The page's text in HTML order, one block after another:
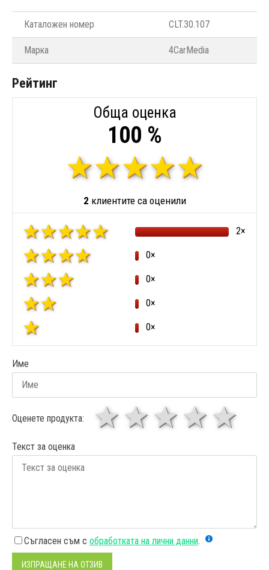
Каталожен номер CLT.30.107
Марка 4CarMedia
Рейтинг
Обща оценка
100 %
2 клиентите са оценили
2×
0×
0×
0×
0×
Име
Оценете продукта: 4
3
звезди
1 звезда
Текст за оценка
Съгласен съм с обработката на лични данни.
ИЗПРАЩАНЕ НА ОТЗИВ